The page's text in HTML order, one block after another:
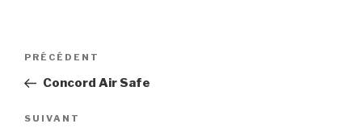
Navigation
l’article
Article
précédent
PRÉCÉDENT
Concord Air Safe
Article
SUIVANT